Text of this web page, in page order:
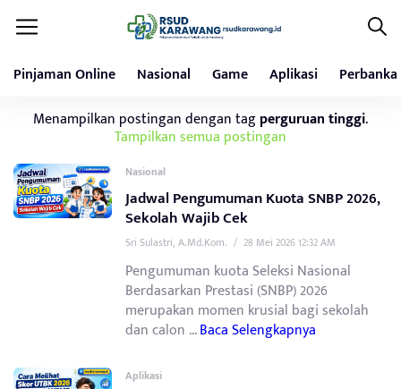
Pinjaman Online Nasional Game Aplikasi
Menampilkan postingan dengan tagperguruan tinggi.
Tampilkan semua postingan
Nasional
Jadwal Pengumuman Kuota SNBP 2026,
Sekolah Wajib Cek
Sri Sulastri, A.Md.Kom. / 28 Mei 2026 12:32 AM
Pengumuman kuota Seleksi Nasional
Berdasarkan Prestasi (SNBP) 2026
merupakan momen krusial bagi sekolah
dan calon ...Baca Selengkapnya
Aplikasi